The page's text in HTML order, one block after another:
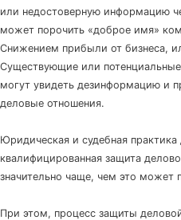
или недостоверную информацию
может порочить «доброе имя»
Снижением прибыли от бизнеса,
Существующие или
могут увидеть дезинформацию и
деловые отношения.
Юридическая и судебная практика
квалифицированная защита
значительно чаще, чем это может
При этом, процесс защиты